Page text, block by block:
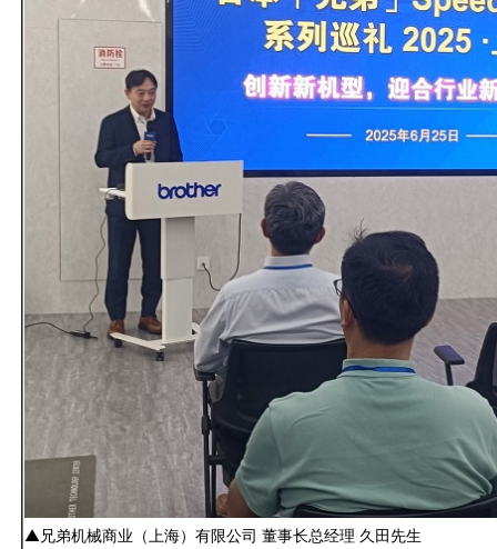
▲兄弟机械商业（上海）有限公司 董事长总经理 久田先生